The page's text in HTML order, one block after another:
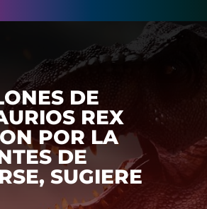
DE
REX
POR LA
DE
SUGIERE